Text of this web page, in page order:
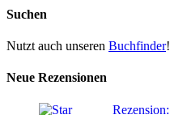
Suchen
Nutzt auch unseren Buchfinder!
Neue Rezensionen
Rezension: